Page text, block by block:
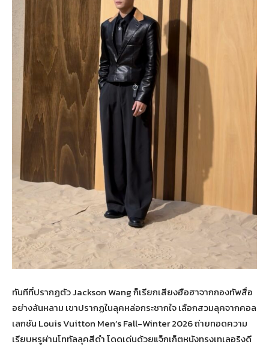
ทันทีที่ปรากฏตัว Jackson Wang ก็เรียกเสียงฮือฮาจากกองทัพสื่อ
อย่างล้นหลาม เขาปรากฏในลุคหล่อกระชากใจ เลือกสวมลุคจากคอล
เลกชัน Louis Vuitton Men’s Fall-Winter 2026 ถ่ายทอดความ
เรียบหรูผ่านโททัลลุคสีดำ โดดเด่นด้วยแจ็กเก็ตหนังทรงเทเลอริงดี